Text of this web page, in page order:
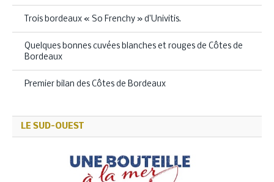
Trois bordeaux « So Frenchy » d’Univitis.
Quelques bonnes cuvées blanches et rouges de Côtes de
Bordeaux
Premier bilan des Côtes de Bordeaux
LE SUD-OUEST